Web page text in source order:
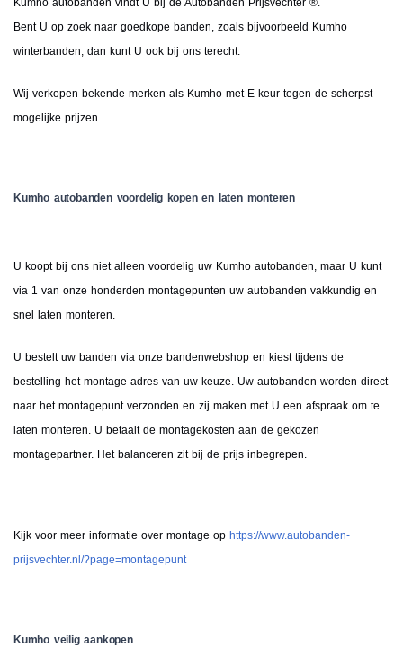
Kumho autobanden vindt U bij de Autobanden Prijsvechter ®.
Bent U op zoek naar goedkope banden, zoals bijvoorbeeld Kumho
winterbanden, dan kunt U ook bij ons terecht.
Wij verkopen bekende merken als Kumho met E keur tegen de scherpst
mogelijke prijzen.
Kumho autobanden voordelig kopen en laten monteren
U koopt bij ons niet alleen voordelig uw Kumho autobanden, maar U kunt
via 1 van onze honderden montagepunten uw autobanden vakkundig en
snel laten monteren.
U bestelt uw banden via onze bandenwebshop en kiest tijdens de
bestelling het montage-adres van uw keuze. Uw autobanden worden direct
naar het montagepunt verzonden en zij maken met U een afspraak om te
laten monteren. U betaalt de montagekosten aan de gekozen
montagepartner. Het balanceren zit bij de prijs inbegrepen.
Kijk voor meer informatie over montage op https://www.autobanden-
prijsvechter.nl/?page=montagepunt
Kumho veilig aankopen